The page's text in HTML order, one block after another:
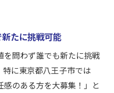
バー大募集の今が狙い
く稼げる企業配送事情
任ある仕事のやりがい
たに挑戦可能
問わず誰でも新たに挑戦
に東京都八王子市では
感のある方を大募集！」と